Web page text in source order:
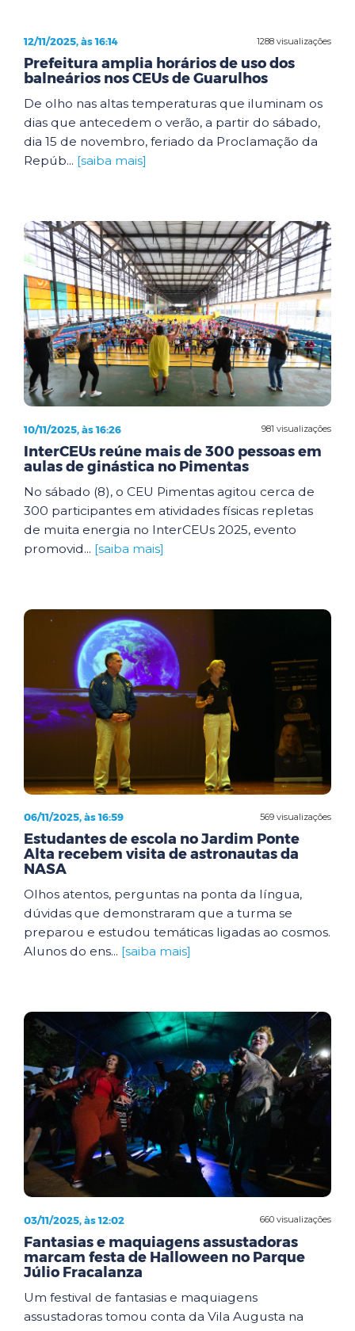
1288 visualizações
12/11/2025, às 16:14
Prefeitura amplia horários de uso dos
balneários nos CEUs de Guarulhos
De olho nas altas temperaturas que iluminam os
dias que antecedem o verão, a partir do sábado,
dia 15 de novembro, feriado da Proclamação da
Repúb... [saiba mais]
981 visualizações
10/11/2025, às 16:26
InterCEUs reúne mais de 300 pessoas em
aulas de ginástica no Pimentas
No sábado (8), o CEU Pimentas agitou cerca de
300 participantes em atividades físicas repletas
de muita energia no InterCEUs 2025, evento
promovid... [saiba mais]
569 visualizações
06/11/2025, às 16:59
Estudantes de escola no Jardim Ponte
Alta recebem visita de astronautas da
NASA
Olhos atentos, perguntas na ponta da língua,
dúvidas que demonstraram que a turma se
preparou e estudou temáticas ligadas ao cosmos.
Alunos do ens... [saiba mais]
660 visualizações
03/11/2025, às 12:02
Fantasias e maquiagens assustadoras
marcam festa de Halloween no Parque
Júlio Fracalanza
Um festival de fantasias e maquiagens
assustadoras tomou conta da Vila Augusta na